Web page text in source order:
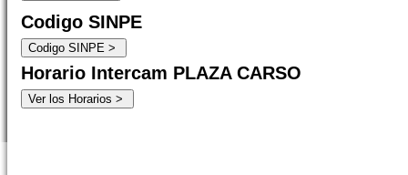
Codigo SINPE
Horario Intercam PLAZA CARSO